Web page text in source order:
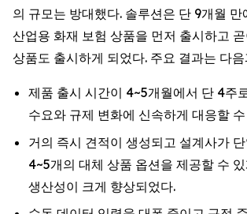
의 규모는 방대했다. 솔루션은 단 9개월
산업용 화재 보험 상품을 먼저 출시하고
상품도 출시하게 되었다. 주요 결과는 다
제품 출시 시간이 4~5개월에서 단 4주
수요와 규제 변화에 신속하게 대응할
거의 즉시 견적이 생성되고 설계사가
4~5개의 대체 상품 옵션을 제공할 수
생산성이 크게 향상되었다.